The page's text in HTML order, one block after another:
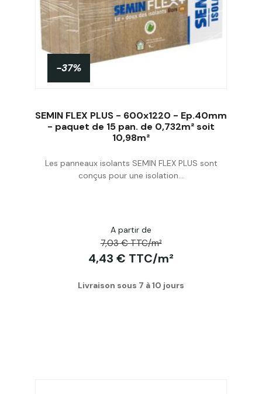
-37%
SEMIN FLEX PLUS - 600x1220 - Ep.40mm
- paquet de 15 pan. de 0,732m² soit
10,98m²
Les panneaux isolants SEMIN FLEX PLUS sont
conçus pour une isolation...
A partir de
7,03 € TTC/m²
4,43 € TTC/m²
Livraison sous 7 à 10 jours